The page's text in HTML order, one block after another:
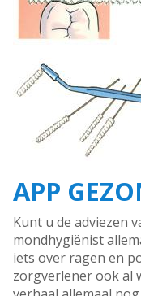
APP
Kunt u de adviezen
mondhygiënist
iets over ragen en
zorgverlener ook al